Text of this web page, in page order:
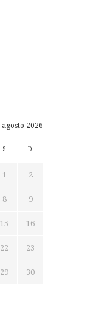
agosto 2026
S D
1 2
8 9
15 16
22 23
29 30